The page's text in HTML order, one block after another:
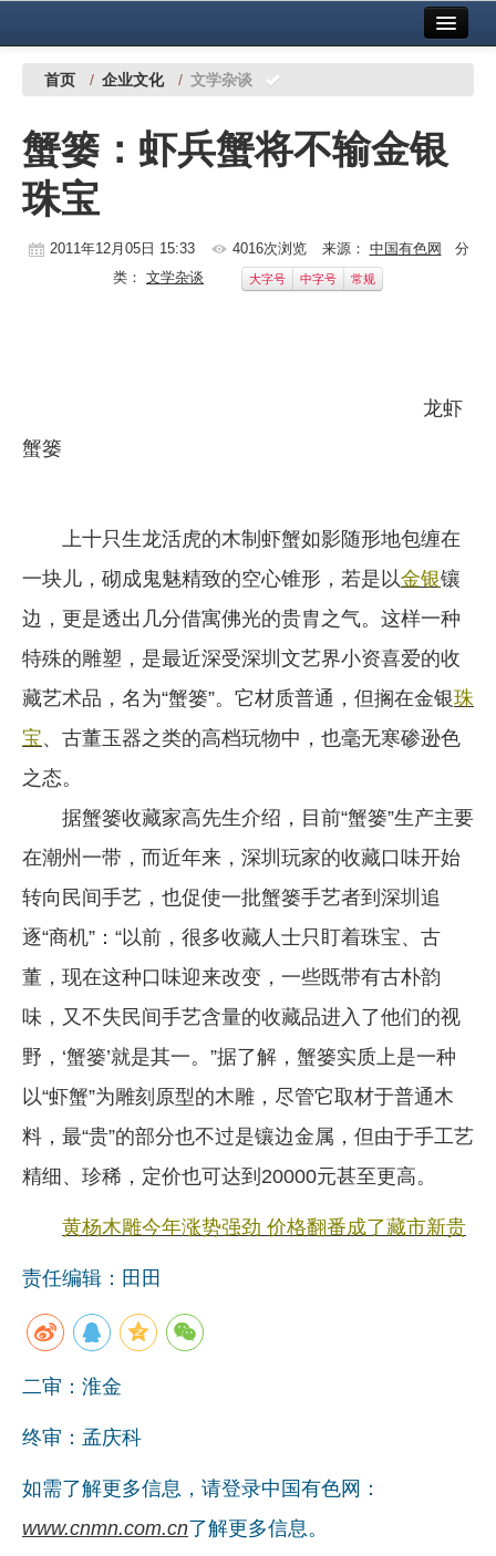
中国有色金属报社主办 广告服务
铜镍铅锌
铝
稀有稀土
企业文化
《资源再生》杂志
行情报价
数字报
首页 / 企业文化 / 文学杂谈
蟹篓：虾兵蟹将不输金银
珠宝
2011年12月05日 15:33 4016次浏览 来源： 中国有色网 分
类： 文学杂谈 大字号 中字号 常规
龙虾
蟹篓
上十只生龙活虎的木制虾蟹如影随形地包缠在
一块儿，砌成鬼魅精致的空心锥形，若是以金银镶
边，更是透出几分借寓佛光的贵胄之气。这样一种
特殊的雕塑，是最近深受深圳文艺界小资喜爱的收
藏艺术品，名为“蟹篓”。它材质普通，但搁在金银珠
宝、古董玉器之类的高档玩物中，也毫无寒碜逊色
之态。
据蟹篓收藏家高先生介绍，目前“蟹篓”生产主要
在潮州一带，而近年来，深圳玩家的收藏口味开始
转向民间手艺，也促使一批蟹篓手艺者到深圳追
逐“商机”：“以前，很多收藏人士只盯着珠宝、古
董，现在这种口味迎来改变，一些既带有古朴韵
味，又不失民间手艺含量的收藏品进入了他们的视
野，‘蟹篓’就是其一。”据了解，蟹篓实质上是一种
以“虾蟹”为雕刻原型的木雕，尽管它取材于普通木
料，最“贵”的部分也不过是镶边金属，但由于手工艺
精细、珍稀，定价也可达到20000元甚至更高。
黄杨木雕今年涨势强劲 价格翻番成了藏市新贵
责任编辑：田田
二审：淮金
终审：孟庆科
如需了解更多信息，请登录中国有色网：
www.cnmn.com.cn了解更多信息。